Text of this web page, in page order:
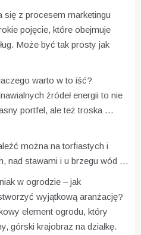
się z procesem marketingu
pojęcie, które obejmuje
Może być tak prosty jak
warto w to iść?
źródeł energii to nie
portfel, ale też troska …
można na torfiastych i
nad stawami i u brzegu wód …
w ogrodzie – jak
wyjątkową aranżację?
element ogrodu, który
górski krajobraz na działkę.